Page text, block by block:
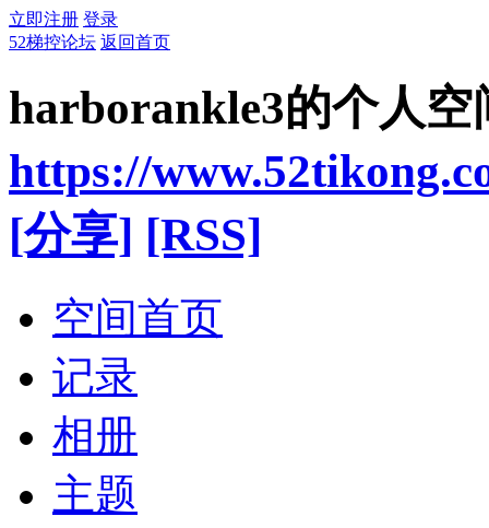
立即注册 登录
52梯控论坛 返回首页
harborankle3的个人空
https://
[分享] [RSS]
空间首页
记录
相册
主题